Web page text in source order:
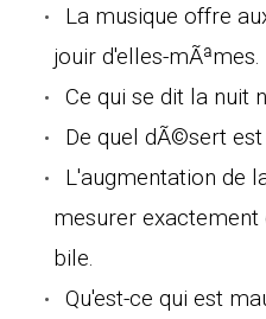
La musique offre
jouir d'elles-mÃªmes.
Ce qui se dit la nuit
De quel dÃ©sert
L'augmentation de
mesurer exactement
bile.
Qu'est-ce qui est